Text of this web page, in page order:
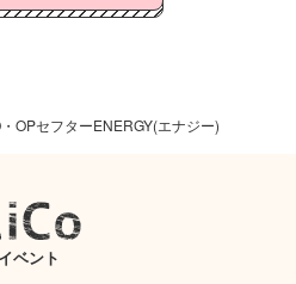
OPセフターENERGY(エナジー)
イベント